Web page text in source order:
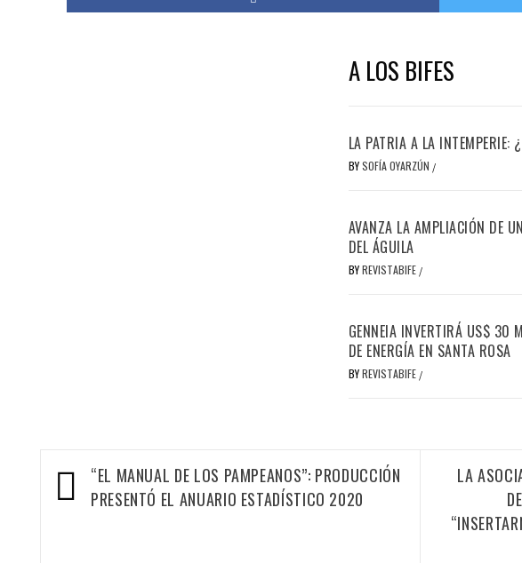
A LOS BIFES
LA PATRIA A LA INTEMPERIE:
BY SOFÍA OYARZÚN /
AVANZA LA AMPLIACIÓN DE
DEL ÁGUILA
BY REVISTABIFE /
GENNEIA INVERTIRÁ US$ 30
DE ENERGÍA EN SANTA ROSA
BY REVISTABIFE /
Navegación
de
“EL MANUAL DE LOS PAMPEANOS”: PRODUCCIÓN
PRESENTÓ EL ANUARIO ESTADÍSTICO 2020
LA